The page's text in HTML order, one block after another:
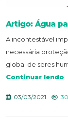
Artigo: Água
A incontestável
necessária
global de seres
Continuar lendo
03/03/2021